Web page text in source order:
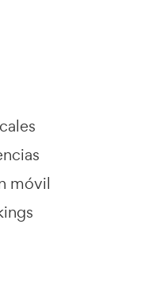
móvil